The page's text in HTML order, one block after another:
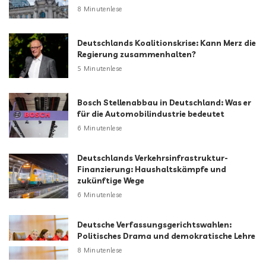
8 Minutenlese
Deutschlands Koalitionskrise: Kann Merz die
Regierung zusammenhalten?
5 Minutenlese
Bosch Stellenabbau in Deutschland: Was er
für die Automobilindustrie bedeutet
6 Minutenlese
Deutschlands Verkehrsinfrastruktur-
Finanzierung: Haushaltskämpfe und
zukünftige Wege
6 Minutenlese
Deutsche Verfassungsgerichtswahlen:
Politisches Drama und demokratische Lehre
8 Minutenlese